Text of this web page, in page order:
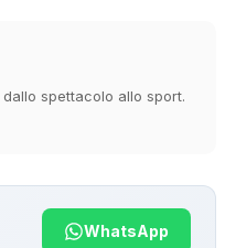
dallo spettacolo allo sport.
WhatsApp